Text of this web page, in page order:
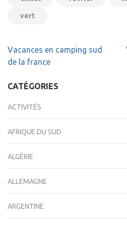
vert
Navigation
de
Vacances en camping sud
de la france
CATÉGORIES
ACTIVITÉS
AFRIQUE DU SUD
ALGÉRIE
ALLEMAGNE
ARGENTINE